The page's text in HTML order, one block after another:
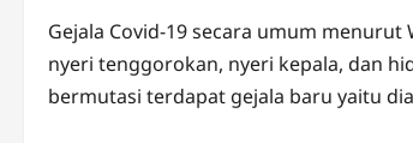
Gejala Covid-19 secara umum
nyeri tenggorokan, nyeri kepala, dan
bermutasi terdapat gejala baru yaitu